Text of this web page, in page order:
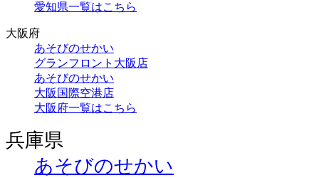
愛知県一覧はこちら
大阪府
あそびのせかい
グランフロント大阪店
あそびのせかい
大阪国際空港店
大阪府一覧はこちら
兵庫県
あそびのせかい